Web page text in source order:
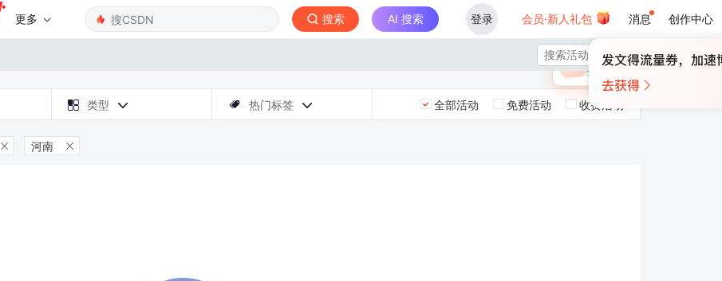
更多 搜索 AI 搜索 登录 会员·新人礼包 消息 创作中心
×
🎁 未登录
登录领取最高

 类型   热门标签  全部活动 免费活动 收费活动
 河南 